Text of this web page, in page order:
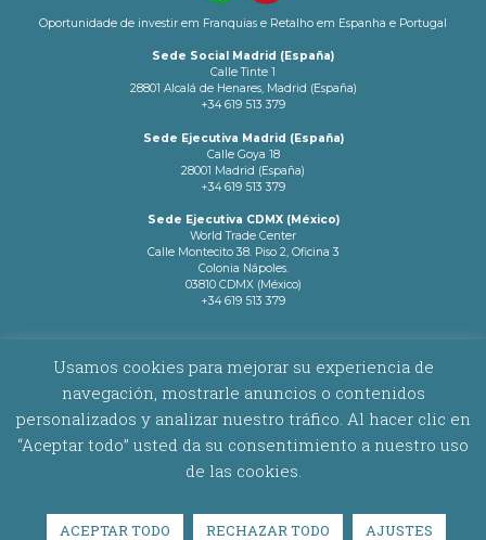
Oportunidade de investir em Franquias e Retalho em Espanha e Portugal
Sede Social Madrid (España)
Calle Tinte 1
28801 Alcalá de Henares, Madrid (España)
+34 619 513 379
Sede Ejecutiva Madrid (España)
Calle Goya 18
28001 Madrid (España)
+34 619 513 379
Sede Ejecutiva CDMX (México)
World Trade Center
Calle Montecito 38. Piso 2, Oficina 3
Colonia Nápoles.
03810 CDMX (México)
+34 619 513 379
AVISO LEGAL
Copyright © 2026 Latam Networks. Todos los derechos reservados.
Usamos cookies para mejorar su experiencia de
navegación, mostrarle anuncios o contenidos
personalizados y analizar nuestro tráfico. Al hacer clic en
“Aceptar todo” usted da su consentimiento a nuestro uso
de las cookies.
ACEPTAR TODO RECHAZAR TODO AJUSTES